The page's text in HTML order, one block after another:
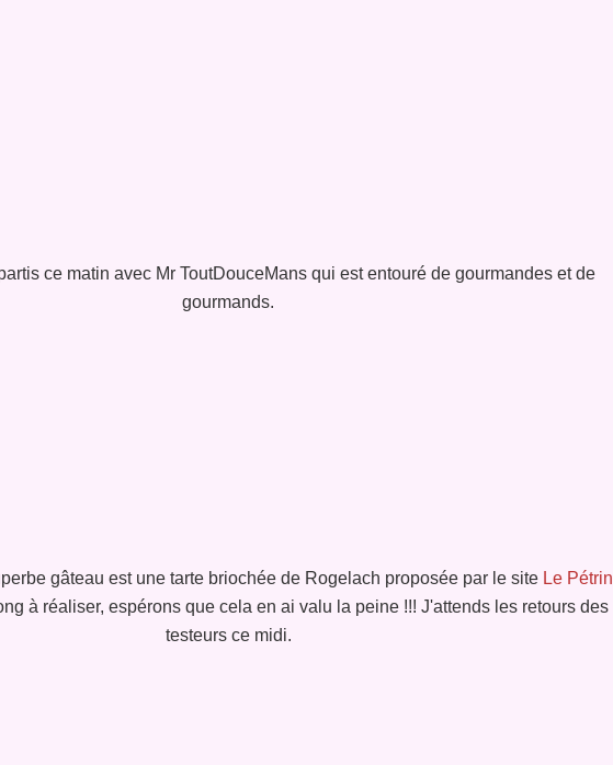
ce matin avec Mr ToutDouceMans qui est entouré de gourmandes et de
gourmands.
gâteau est une tarte briochée de Rogelach proposée par le site Le Pétrin
à réaliser, espérons que cela en ai valu la peine !!! J'attends les retours des
testeurs ce midi.